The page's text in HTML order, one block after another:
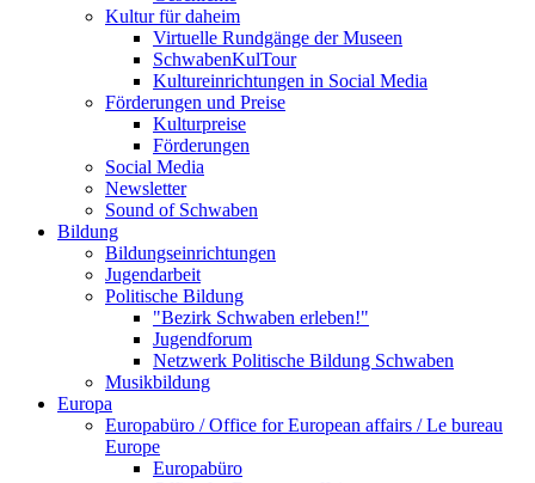
Kultur für daheim
Virtuelle Rundgänge der Museen
SchwabenKulTour
Kultureinrichtungen in Social Media
Förderungen und Preise
Kulturpreise
Förderungen
Social Media
Newsletter
Sound of Schwaben
Bildung
Bildungseinrichtungen
Jugendarbeit
Politische Bildung
"Bezirk Schwaben erleben!"
Jugendforum
Netzwerk Politische Bildung Schwaben
Musikbildung
Europa
Europabüro / Office for European affairs / Le bureau
Europe
Europabüro